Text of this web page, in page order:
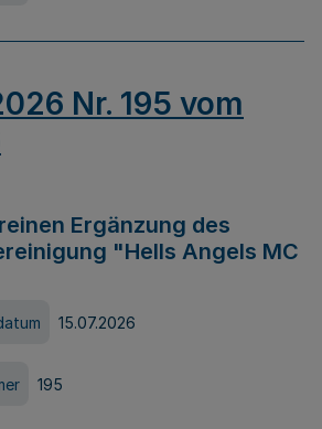
Nr. 195 vom
Ergänzung des
"Hells Angels MC
15.07.2026
195